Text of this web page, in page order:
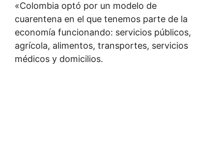
«Colombia optó por un modelo de
cuarentena en el que tenemos parte de la
economía funcionando: servicios públicos,
agrícola, alimentos, transportes, servicios
médicos y domicilios.